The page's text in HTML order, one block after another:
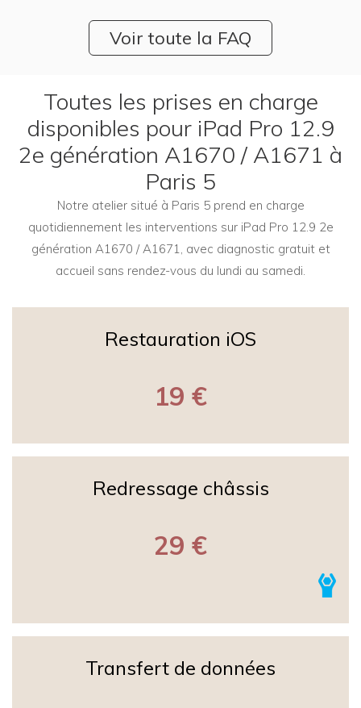
Voir toute la FAQ
Toutes les prises en charge
disponibles pour iPad Pro 12.9
2e génération A1670 / A1671 à
Paris 5
Notre atelier situé à Paris 5 prend en charge
quotidiennement les interventions sur iPad Pro 12.9 2e
génération A1670 / A1671, avec diagnostic gratuit et
accueil sans rendez-vous du lundi au samedi.
Restauration iOS
19 €
Redressage châssis
29 €
Transfert de données